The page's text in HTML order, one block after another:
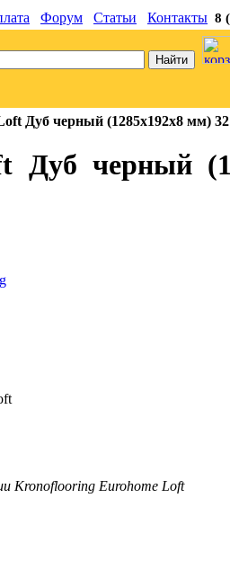
Форум Статьи Контакты 8
Дуб черный (1285x192x8 мм) 32
Дуб черный
Kronoflooring Eurohome Loft